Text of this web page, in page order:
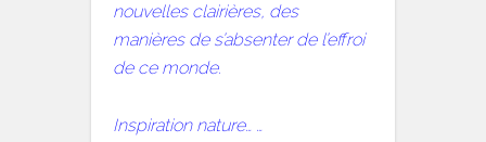
nouvelles clairières, des
manières de s’absenter de l’effroi
de ce monde.
Inspiration nature… …